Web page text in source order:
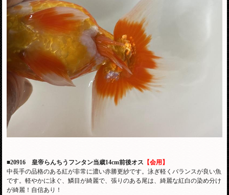
■20916 皇帝らんちうフンタン当歳14cm前後オス 【会用】
中長手の品格のある紅が非常に濃い赤勝更紗です。泳ぎ軽くバランスが良い魚
です。軽やかに泳ぐ、鱗目が綺麗で、張りのある尾は、綺麗な紅白の染め分け
が綺麗！自信あり！